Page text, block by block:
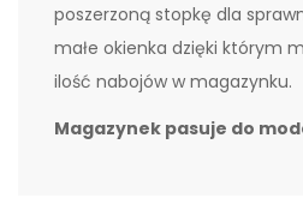
poszerzoną stopkę dla
małe okienka dzięki którym
ilość nabojów w magazynku.
Magazynek pasuje do